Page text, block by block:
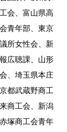
会、富山県高
青年部、東京
所女性会、新
広聴課、山形
、埼玉県本庄
都武蔵野商工
商工会、新潟
塚商工会青年